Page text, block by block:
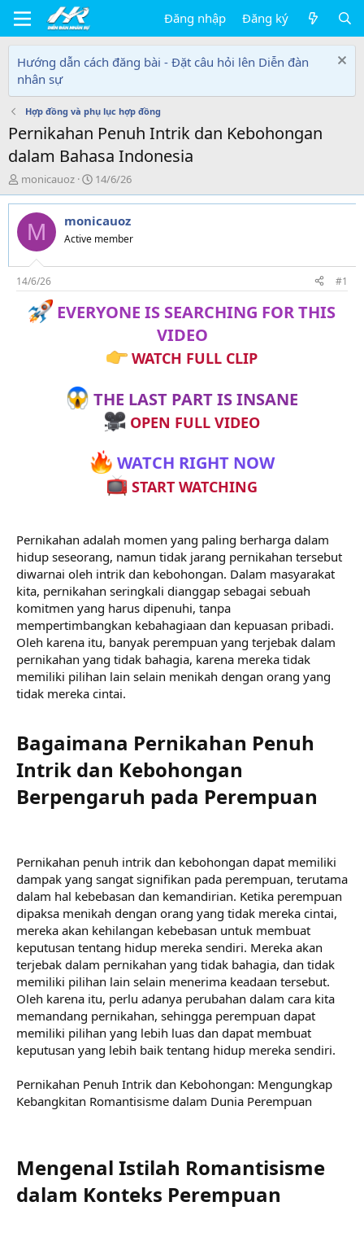
Đăng nhập Đăng ký
Hướng dẫn cách đăng bài - Đặt câu hỏi lên Diễn đàn
nhân sự
Hợp đồng và phụ lục hợp đồng
Pernikahan Penuh Intrik dan Kebohongan
dalam Bahasa Indonesia
T
h
r
e
d
s
t
a
monicauoz
N
g
à
y
g
i
14/6/26
M monicauoz
Active member
14/6/26 #1
EVERYONE IS SEARCHING FOR THIS
VIDEO
WATCH FULL CLIP
THE LAST PART IS INSANE
OPEN FULL VIDEO
WATCH RIGHT NOW
START WATCHING
Pernikahan adalah momen yang paling berharga dalam
hidup seseorang, namun tidak jarang pernikahan tersebut
diwarnai oleh intrik dan kebohongan. Dalam masyarakat
kita, pernikahan seringkali dianggap sebagai sebuah
komitmen yang harus dipenuhi, tanpa
mempertimbangkan kebahagiaan dan kepuasan pribadi.
Oleh karena itu, banyak perempuan yang terjebak dalam
pernikahan yang tidak bahagia, karena mereka tidak
memiliki pilihan lain selain menikah dengan orang yang
tidak mereka cintai.
Bagaimana Pernikahan Penuh
Intrik dan Kebohongan
Berpengaruh pada Perempuan​
Pernikahan penuh intrik dan kebohongan dapat memiliki
dampak yang sangat signifikan pada perempuan, terutama
dalam hal kebebasan dan kemandirian. Ketika perempuan
dipaksa menikah dengan orang yang tidak mereka cintai,
mereka akan kehilangan kebebasan untuk membuat
keputusan tentang hidup mereka sendiri. Mereka akan
terjebak dalam pernikahan yang tidak bahagia, dan tidak
memiliki pilihan lain selain menerima keadaan tersebut.
Oleh karena itu, perlu adanya perubahan dalam cara kita
memandang pernikahan, sehingga perempuan dapat
memiliki pilihan yang lebih luas dan dapat membuat
keputusan yang lebih baik tentang hidup mereka sendiri.
Pernikahan Penuh Intrik dan Kebohongan: Mengungkap
Kebangkitan Romantisisme dalam Dunia Perempuan
Mengenal Istilah Romantisisme
dalam Konteks Perempuan​